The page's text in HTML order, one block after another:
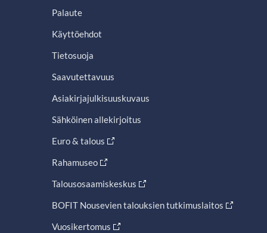
Palaute
Käyttöehdot
Tietosuoja
Saavutettavuus
Asiakirjajulkisuuskuvaus
Sähköinen allekirjoitus
Euro & talous
Rahamuseo
Talousosaamiskeskus
BOFIT Nousevien talouksien tutkimuslaitos
Vuosikertomus